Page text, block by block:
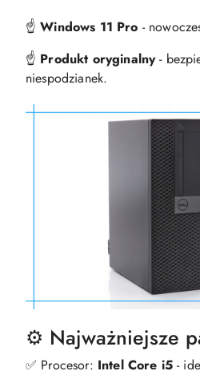
☝️Windows 11 Pro -
☝️ Produkt oryginalny-
niespodzianek.
⚙️ Najważniejsze
✅ Procesor: Intel Core i5 -